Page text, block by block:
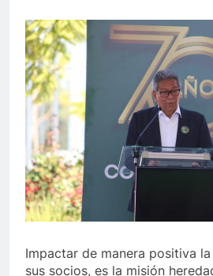
Impactar de manera positiva
sus socios, es la misión